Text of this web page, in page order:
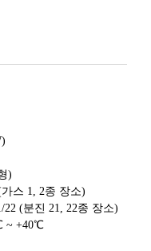
)
스 1, 2종 장소)
(분진 21, 22종 장소)
~ +40℃